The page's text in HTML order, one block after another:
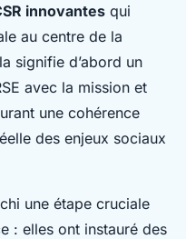
innovantes qui
au centre de la
signifie d’abord un
avec la mission et
une cohérence
des enjeux sociaux
une étape cruciale
: elles ont instauré des